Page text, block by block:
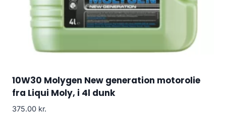
10W30 Molygen New generation motorolie
fra Liqui Moly, i 4l dunk
375.00 kr.